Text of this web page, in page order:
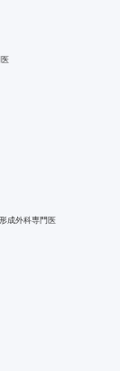
成外科専門医